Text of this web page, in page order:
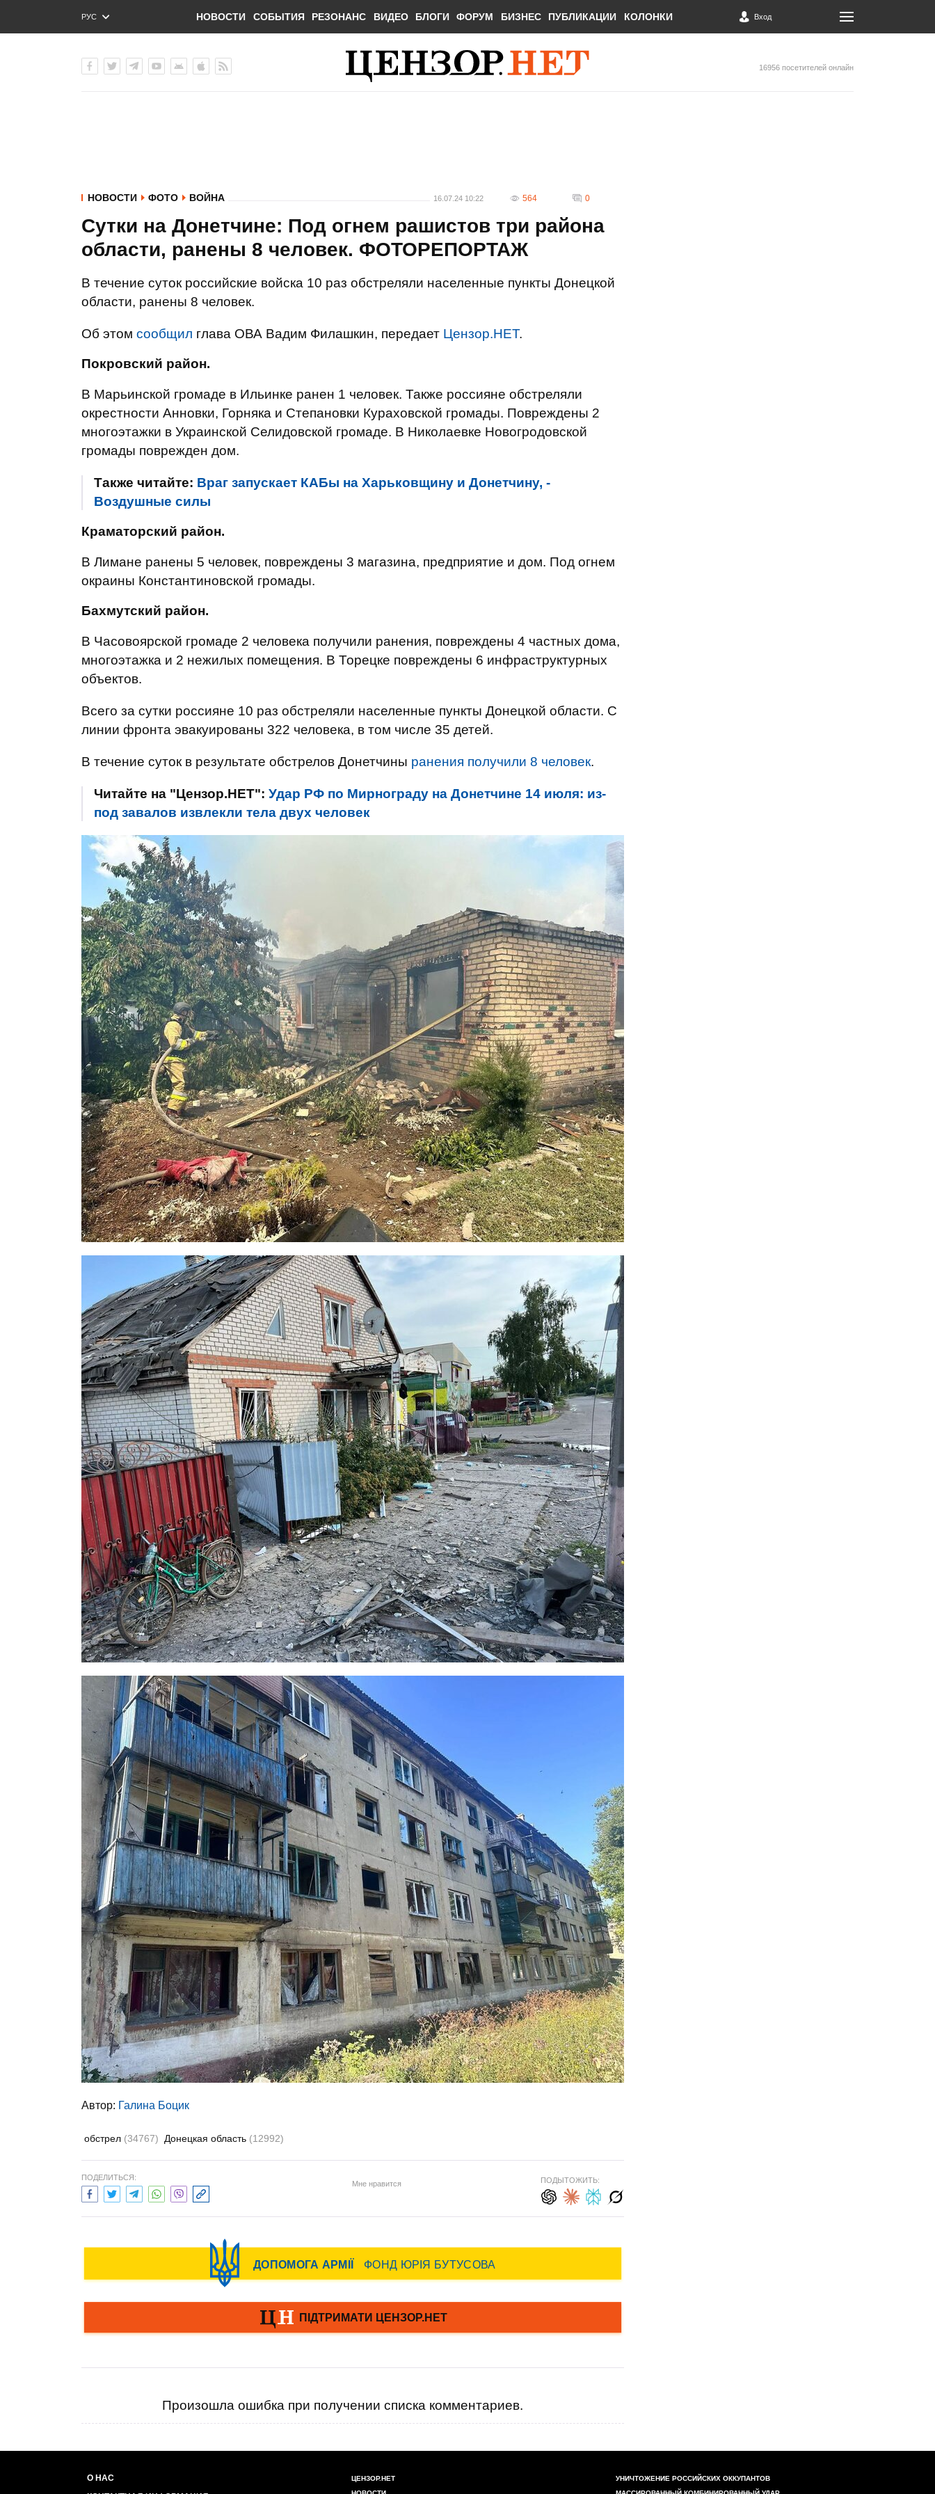
РУС
ENG
НОВОСТИ СОБЫТИЯ РЕЗОНАНС ВИДЕО БЛОГИ ФОРУМ БИЗНЕС ПУБЛИКАЦИИ КОЛОНКИ Вход
16956 посетителей онлайн
НОВОСТИ ФОТО ВОЙНА 16.07.24 10:22 564 0
Сутки на Донетчине: Под огнем рашистов три района
области, ранены 8 человек. ФОТОРЕПОРТАЖ
В течение суток российские войска 10 раз обстреляли населенные пункты Донецкой
области, ранены 8 человек.
Об этом сообщил глава ОВА Вадим Филашкин, передает Цензор.НЕТ.
Покровский район.
В Марьинской громаде в Ильинке ранен 1 человек. Также россияне обстреляли
окрестности Анновки, Горняка и Степановки Кураховской громады. Повреждены 2
многоэтажки в Украинской Селидовской громаде. В Николаевке Новогродовской
громады поврежден дом.
Также читайте: Враг запускает КАБы на Харьковщину и Донетчину, -
Воздушные силы
Краматорский район.
В Лимане ранены 5 человек, повреждены 3 магазина, предприятие и дом. Под огнем
окраины Константиновской громады.
Бахмутский район.
В Часовоярской громаде 2 человека получили ранения, повреждены 4 частных дома,
многоэтажка и 2 нежилых помещения. В Торецке повреждены 6 инфраструктурных
объектов.
Всего за сутки россияне 10 раз обстреляли населенные пункты Донецкой области. С
линии фронта эвакуированы 322 человека, в том числе 35 детей.
В течение суток в результате обстрелов Донетчины ранения получили 8 человек.
Читайте на "Цензор.НЕТ": Удар РФ по Мирнограду на Донетчине 14 июля: из-
под завалов извлекли тела двух человек
Автор: Галина Боцик
обстрел (34767) Донецкая область (12992)
ПОДЕЛИТЬСЯ:
Мне нравится ПОДЫТОЖИТЬ:
Произошла ошибка при получении списка комментариев.
О НАС
ЦЕНЗОР.НЕТ
УНИЧТОЖЕНИЕ РОССИЙСКИХ ОККУПАНТОВ